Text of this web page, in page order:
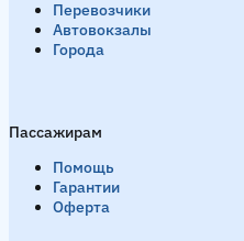
Перевозчики
Автовокзалы
Города
Пассажирам
Помощь
Гарантии
Оферта